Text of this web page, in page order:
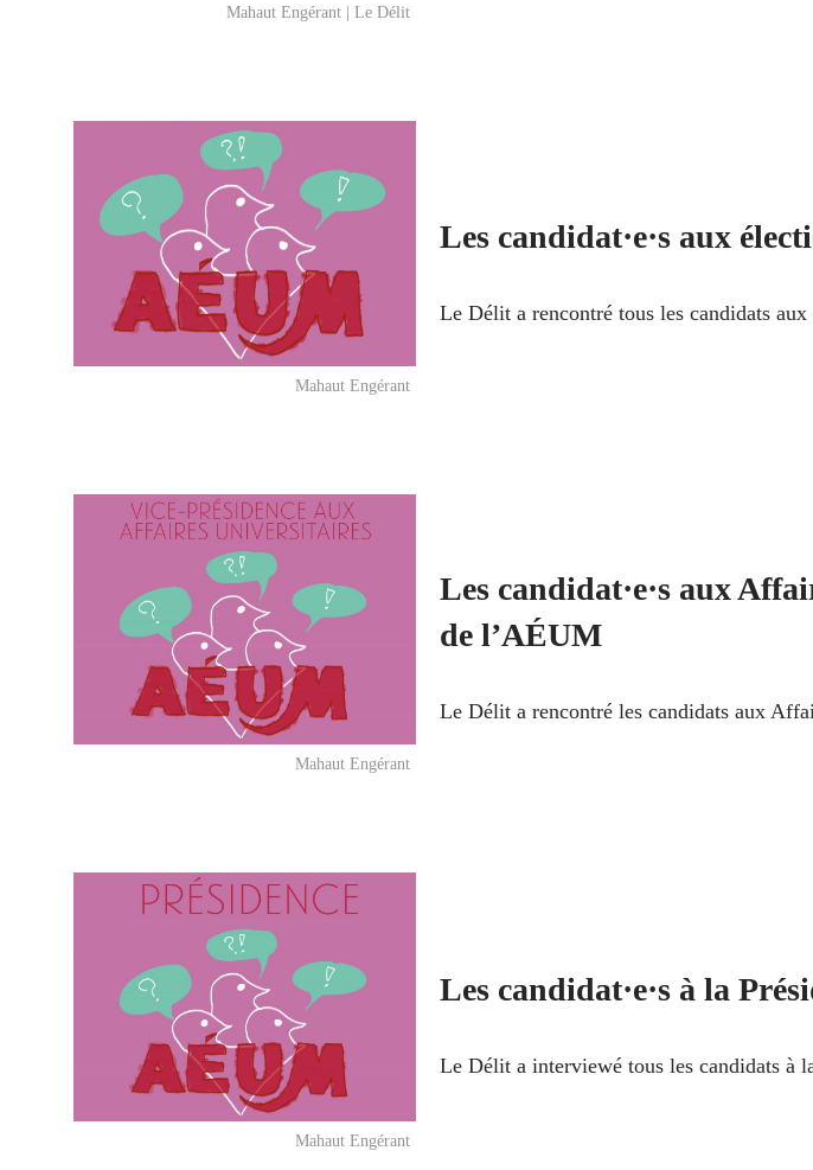
Mahaut Engérant | Le Délit
Mahaut Engérant
Les candidat·e·s aux
Le Délit a rencontré tous les candidats
Mahaut Engérant
Les candidat·e·s aux
de l’AÉUM
Le Délit a rencontré les candidats aux
Mahaut Engérant
Les candidat·e·s à la
Le Délit a interviewé tous les candidats à